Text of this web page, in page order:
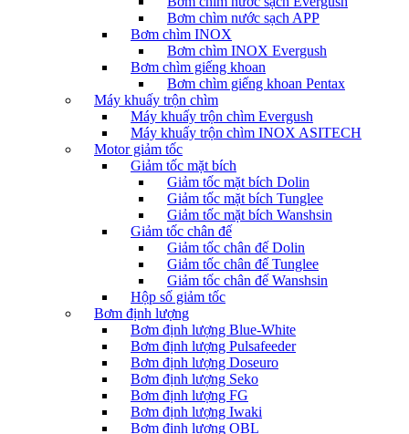
Bơm chìm nước sạch APP
Bơm chìm INOX
Bơm chìm INOX Evergush
Bơm chìm giếng khoan
Bơm chìm giếng khoan Pentax
Máy khuấy trộn chìm
Máy khuấy trộn chìm Evergush
Máy khuấy trộn chìm INOX ASITECH
Motor giảm tốc
Giảm tốc mặt bích
Giảm tốc mặt bích Dolin
Giảm tốc mặt bích Tunglee
Giảm tốc mặt bích Wanshsin
Giảm tốc chân đế
Giảm tốc chân đế Dolin
Giảm tốc chân đế Tunglee
Giảm tốc chân đế Wanshsin
Hộp số giảm tốc
Bơm định lượng
Bơm định lượng Blue-White
Bơm định lượng Pulsafeeder
Bơm định lượng Doseuro
Bơm định lượng Seko
Bơm định lượng FG
Bơm định lượng Iwaki
Bơm định lượng OBL